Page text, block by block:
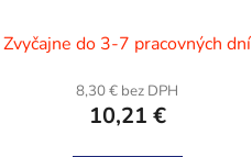
Zvyčajne do 3-7 pracovných dní
8,30 € bez DPH
10,21 €